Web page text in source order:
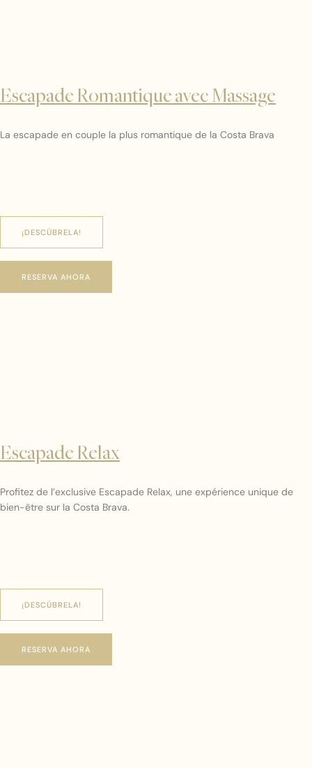
Escapade Romantique avec Massage
La escapade en couple la plus romantique de la Costa Brava
¡DESCÚBRELA!
RESERVA AHORA
Escapade Relax
Profitez de l’exclusive Escapade Relax, une expérience unique de
bien-être sur la Costa Brava.
¡DESCÚBRELA!
RESERVA AHORA